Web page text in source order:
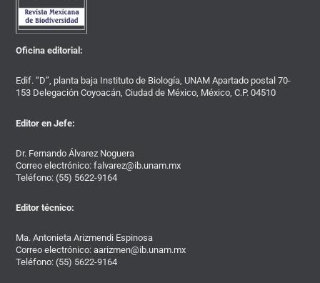
Oficina editorial:
Edif. “D”, planta baja Instituto de Biología, UNAM Apartado postal 70-
153 Delegación Coyoacán, Ciudad de México, México, C.P. 04510
Editor en Jefe:
Dr. Fernando Álvarez Noguera
Correo electrónico: falvarez@ib.unam.mx
Teléfono: (55) 5622-9164
Editor técnico:
Ma. Antonieta Arizmendi Espinosa
Correo electrónico: aarizmen@ib.unam.mx
Teléfono: (55) 5622-9164